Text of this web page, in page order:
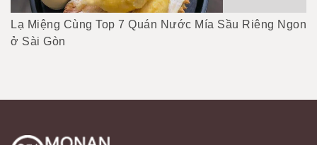
Lạ Miệng Cùng Top 7 Quán Nước Mía Sầu Riêng Ngon
ở Sài Gòn